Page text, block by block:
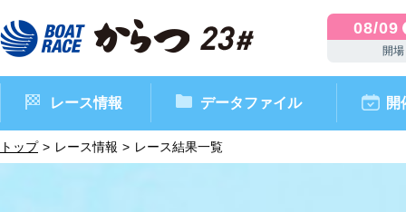
08/09
開場
レース情報 データファイル 開
トップ レース情報 レース結果一覧